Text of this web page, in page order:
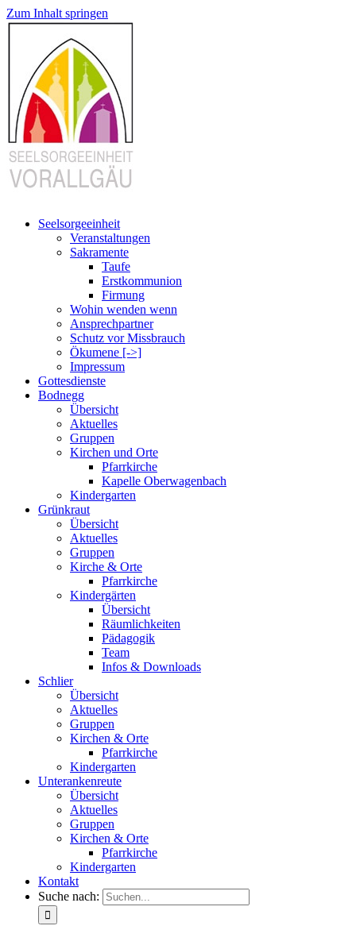
Zum Inhalt springen
Seelsorgeeinheit
Veranstaltungen
Sakramente
Taufe
Erstkommunion
Firmung
Wohin wenden wenn
Ansprechpartner
Schutz vor Missbrauch
Ökumene [->]
Impressum
Gottesdienste
Bodnegg
Übersicht
Aktuelles
Gruppen
Kirchen und Orte
Pfarrkirche
Kapelle Oberwagenbach
Kindergarten
Grünkraut
Übersicht
Aktuelles
Gruppen
Kirche & Orte
Pfarrkirche
Kindergärten
Übersicht
Räumlichkeiten
Pädagogik
Team
Infos & Downloads
Schlier
Übersicht
Aktuelles
Gruppen
Kirchen & Orte
Pfarrkirche
Kindergarten
Unterankenreute
Übersicht
Aktuelles
Gruppen
Kirchen & Orte
Pfarrkirche
Kindergarten
Kontakt
Suche nach: